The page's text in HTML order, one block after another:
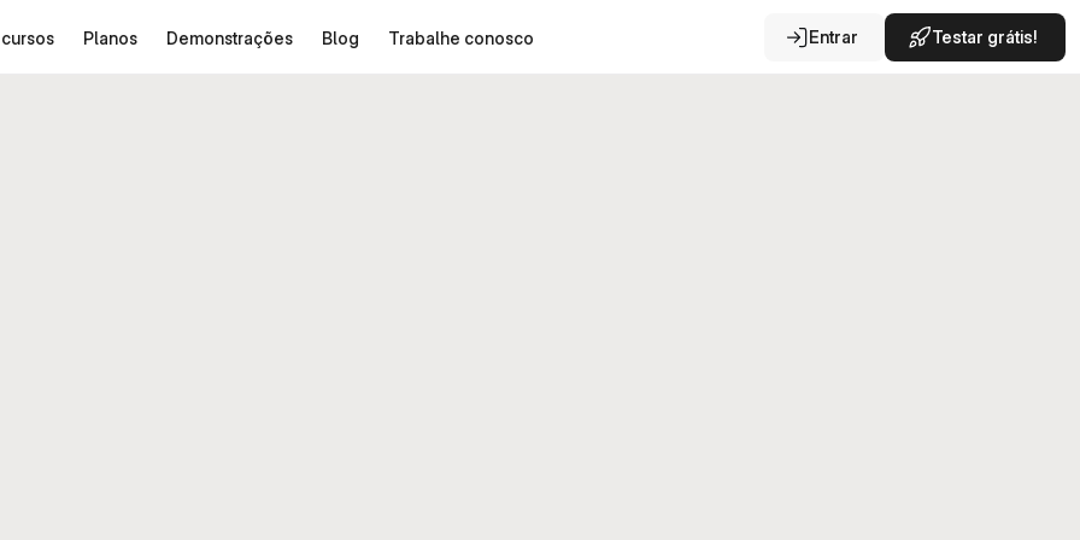
Planos Demonstrações Blog Trabalhe conosco Entrar Testar grátis!